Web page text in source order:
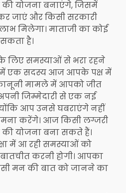
योजना बनाएंगे, जिसमें
जाएं और किसी सरकारी
मिलेगा। माताजी का कोई
है।
समस्याओं से भरा रहने
में एक सदस्य आज आपके पक्ष में
मामले में आपको जीत
जिम्मेदारी से एक नई
आप उनसे घबराएंगे नहीं
करेंगे। आज किसी लग्जरी
योजना बना सकते हैं।
में आ रही समस्याओं को
करनी होगी। आपका
मन की बात को जानने का